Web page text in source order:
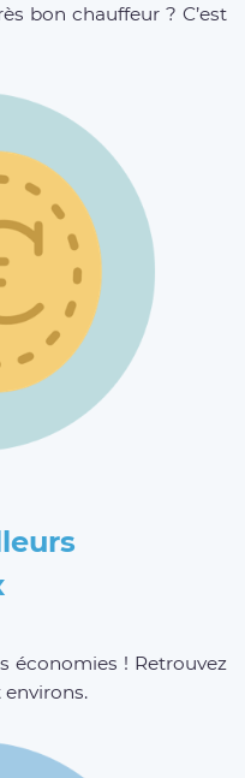
bon chauffeur ? C’est
économies ! Retrouvez
environs.